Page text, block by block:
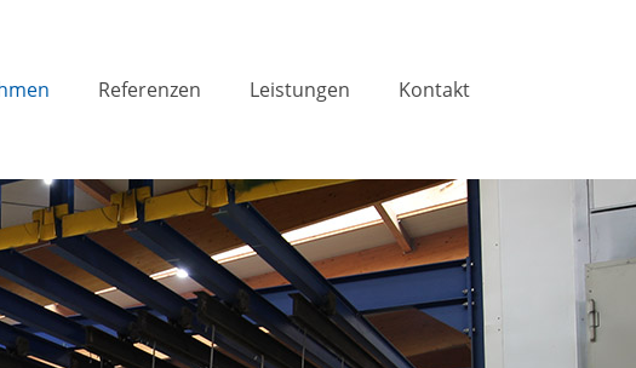
Referenzen Leistungen Kontakt